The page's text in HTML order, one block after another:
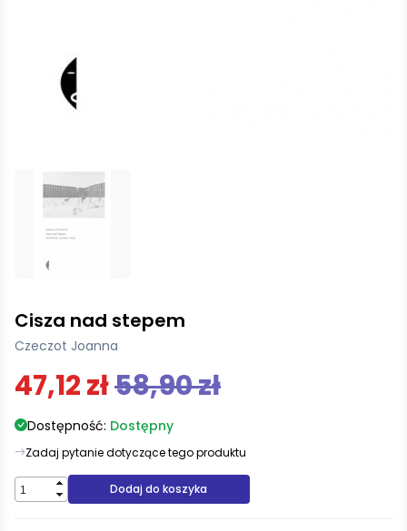
Cisza nad stepem
Czeczot Joanna
47,12 zł58,90 zł
Dostępność: Dostępny
Zadaj pytanie dotyczące tego produktu
Dodaj do koszyka